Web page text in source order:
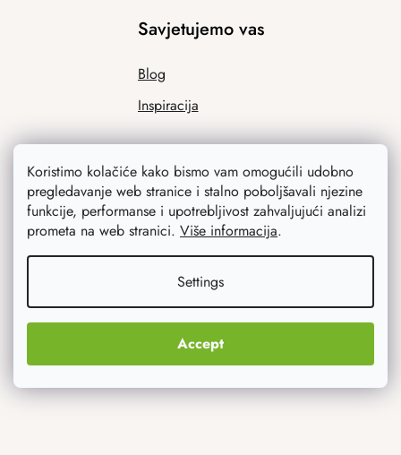
Koristimo kolačiće kako bismo vam omogućili udobno
pregledavanje web stranice i stalno poboljšavali njezine
funkcije, performanse i upotrebljivost zahvaljujući analizi
prometa na web stranici. Više informacija.
Settings
Accept
Savjetujemo vas
Blog
Inspiracija
Ono što vas najviše zanima
Noviteti